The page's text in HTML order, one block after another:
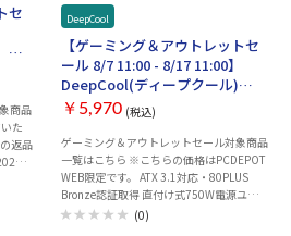
セ
ン
商品
返品
DeepCool
【ゲーミング＆アウトレットセ
ール 8/7 11:00 - 8/17 11:00】
DeepCool(ディープクール)
750W 80Plus Bronze認証 ATX電
源ユニット R-PL750D-FC0B-JP-
V2 PL750D
￥5,970 (税込)
ゲーミング＆アウトレットセール対象商品
一覧はこちら ※こちらの価格はPCDEPOT
WEB限定です。 ATX 3.1対応・80PLUS
Bronze認証取得 直付け式750W電源ユニッ
ト 12V-2x6コネクタケーブルを搭載（最大
(0)